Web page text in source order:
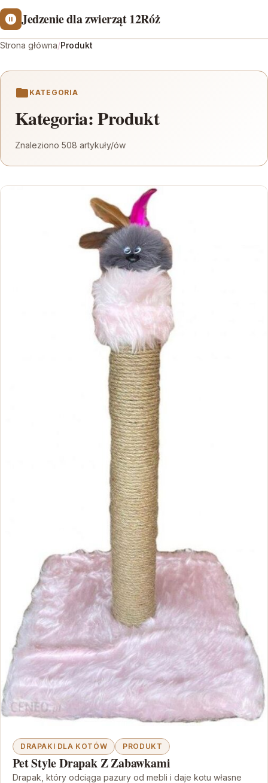
Jedzenie dla zwierząt 12Róż
Strona główna/Produkt
KATEGORIA
Kategoria:Produkt
Znaleziono 508 artykuły/ów
DRAPAKI DLA KOTÓW PRODUKT
Pet Style Drapak Z Zabawkami
Drapak, który odciąga pazury od mebli i daje kotu własne